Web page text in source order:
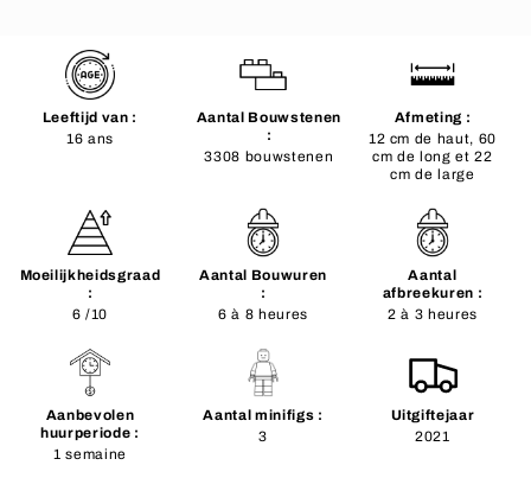
Leeftijd van :
16 ans
Aantal Bouwstenen
:
3308 bouwstenen
Afmeting :
12 cm de haut, 60
cm de long et 22
cm de large
Moeilijkheidsgraad
:
6 /10
Aantal Bouwuren
:
6 à 8 heures
Aantal
afbreekuren :
2 à 3 heures
Aanbevolen
huurperiode :
1 semaine
Aantal minifigs :
3
Uitgiftejaar
2021